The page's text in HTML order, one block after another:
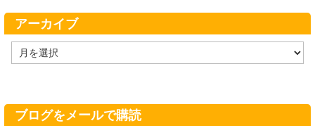
ー
アーカイブ
ー
ブ
ブログをメールで購読